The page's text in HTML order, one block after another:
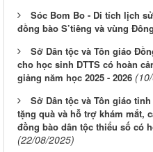
Sóc Bom Bo - Di tích lịch
đồng bào S’tiêng và vùng
Sở Dân tộc và Tôn giáo
cho học sinh DTTS có hoàn
giảng năm học 2025 - 2026
Sở Dân tộc và Tôn giáo
tặng quà và hỗ trợ khám mắt,
đồng bào dân tộc thiểu số có
(22/08/2025)